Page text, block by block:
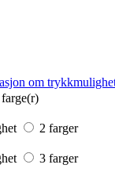
om
farge(r)
2 farger
3 farger